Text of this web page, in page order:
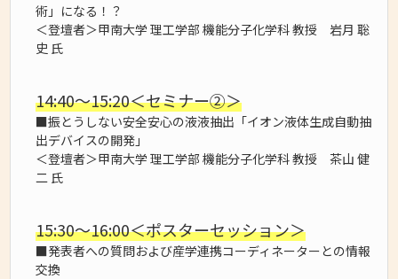
術」になる！？
＜登壇者＞甲南大学 理工学部 機能分子化学科 教授 岩月 聡
史 氏
14:40～15:20＜セミナー②＞
■振とうしない安全安心の液液抽出「イオン液体生成自動抽
出デバイスの開発」
＜登壇者＞甲南大学 理工学部 機能分子化学科 教授 茶山 健
二 氏
15:30～16:00＜ポスターセッション＞
■発表者への質問および産学連携コーディネーターとの情報
交換